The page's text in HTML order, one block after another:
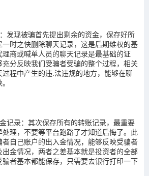
现被骗首先提出剩余的资金，保存好所
时之快删除聊天记录，这是后期维权的基
商或喊单人员的聊天记录是最基础的证
分反映我们受骗者受骗的整个过程，相关
程中产生的违.法违规的地方，能够在聊
录：其次保存所有的转账记录，最重要
理，不要等平台跑路了才知道后悔了。此
自己账户的出入金情况，能够反映受骗者
金情况，两者之差基本就是投资者的全部
者基本都能保存，只需要去银行打印一下